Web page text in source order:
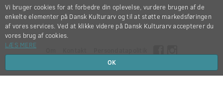
Copyright © 2012-2026
Vi bruger cookies for at forbedre din oplevelse, vurdere brugen af de
enkelte elementer på Dansk Kulturarv og til at støtte markedsføringen
af vores services. Ved at klikke videre på Dansk Kulturarv accepterer du
vores brug af cookies.
LÆS MERE
OK